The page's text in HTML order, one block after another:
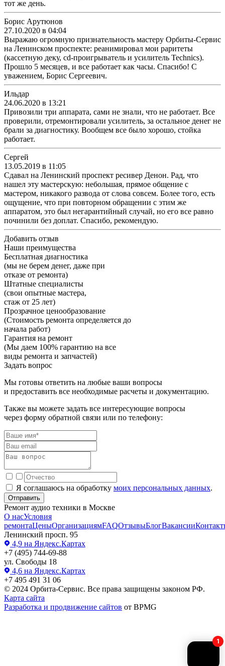
тот же день.
Борис Арутюнов
27.10.2020 в 04:04
Выражаю огромную признательность мастеру Орбиты-Сервис
на Ленинском проспекте: реанимировал мои раритеты
(кассетную деку, cd-проигрыватель и усилитель Technics).
Прошло 5 месяцев, и все работает как часы. Спасибо! С
уважением, Борис Сергеевич.
Ильдар
24.06.2020 в 13:21
Привозили три аппарата, сами не знали, что не работает. Все
проверили, отремонтировали усилитель, за остальное денег не
брали за диагностику. Вообщем все было хорошо, стойка
работает.
Сергей
13.05.2019 в 11:05
Сдавал на Ленинский проспект ресивер Денон. Рад, что
нашел эту мастерскую: небольшая, прямое общение с
мастером, никакого развода от слова совсем. Более того, есть
ощущение, что при повторном обращении с этим же
аппаратом, это был негарантийный случай, но его все равно
починили без доплат. Спасибо, рекомендую.
Добавить отзыв
Наши преимущества
Бесплатная диагностика
(мы не берем денег, даже при
отказе от ремонта)
Штатные специалисты
(свои опытные мастера,
стаж от 25 лет)
Прозрачное ценообразование
(Стоимость ремонта определяется до
начала работ)
Гарантия на ремонт
(Мы даем 100% гарантию на все
виды ремонта и запчастей)
Задать вопрос
Мы готовы ответить на любые ваши вопросы
и предоставить все необходимые расчеты и документацию.
Также вы можете задать все интересующие вопросы
через форму обратной связи или по телефону:
Я соглашаюсь на обработку моих персональных данных.
Отправить
Ремонт аудио техники в Москве
О насУсловия
ремонтаЦеныОрганизациямFAQОтзывыБлогВакансии
Ленинский просп. 95
4,9 на Яндекс.Картах
+7 (495) 744-69-88
ул. Свободы 18
4,6 на Яндекс.Картах
+7 495 491 31 06
© 2024 Орбита-Сервис. Все права защищены законом РФ.
Карта сайта
Разработка и продвижение сайтов от BPMG